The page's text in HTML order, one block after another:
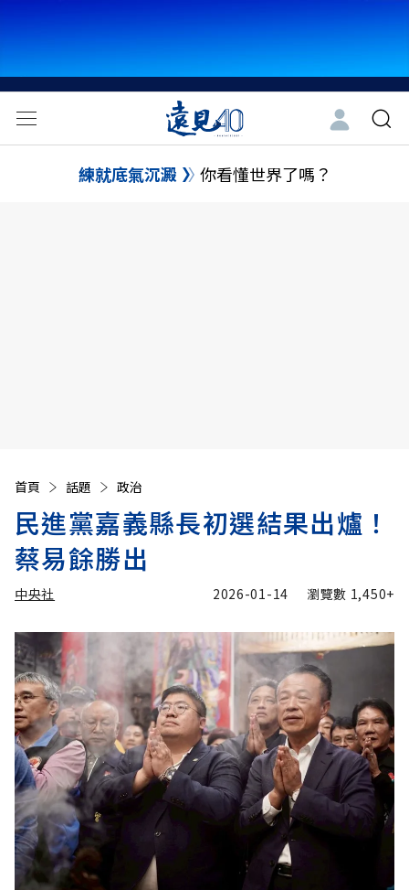
練就底氣沉澱 你看懂世界了嗎？
首頁 話題 政治
民進黨嘉義縣長初選結果出爐！
蔡易餘勝出
中央社 2026-01-14 瀏覽數 1,450+